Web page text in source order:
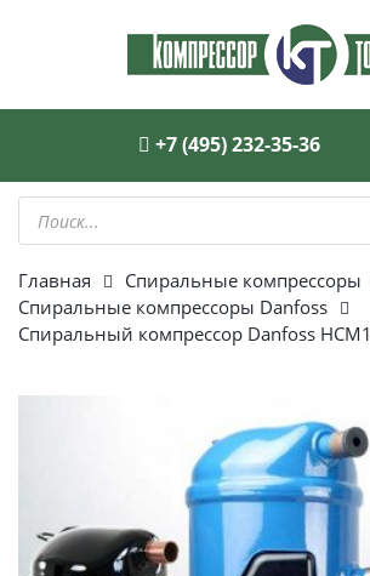
+7 (495) 232-35-36
Поиск
товаров
Главная
Спиральные компрессоры
Спиральные компрессоры Danfoss
Спиральный компрессор Danfoss